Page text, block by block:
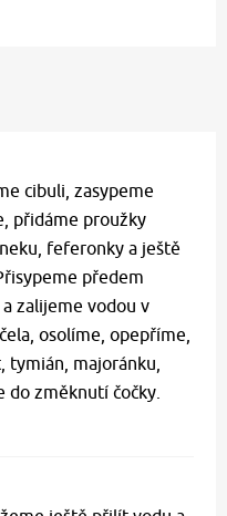
cibuli, zasypeme
přidáme proužky
feferonky a ještě
předem
zalijeme vodou v
osolíme, opepříme,
tymián, majoránku,
do změknutí čočky.